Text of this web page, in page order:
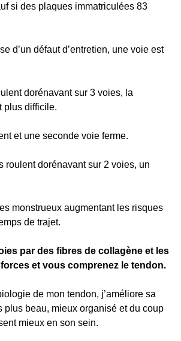
si des plaques immatriculées 83
d’un défaut d’entretien, une voie est
dorénavant sur 3 voies, la
plus difficile.
et une seconde voie ferme.
roulent dorénavant sur 2 voies, un
monstrueux augmentant les risques
de trajet.
par des fibres de collagène et les
et vous comprenez le tendon.
de mon tendon, j’améliore sa
plus beau, mieux organisé et du coup
mieux en son sein.